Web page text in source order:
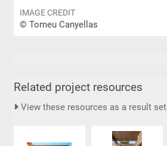
IMAGE CREDIT
© Tomeu Canyellas
Related project resources
View these resources as a result set